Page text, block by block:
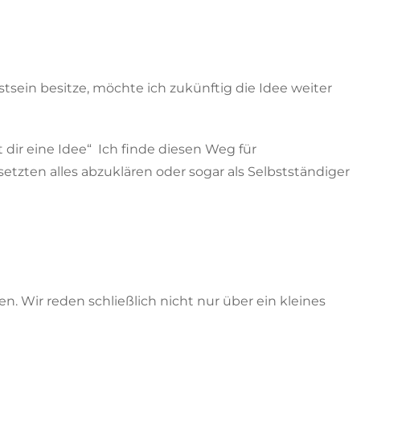
besitze, möchte ich zukünftig die Idee weiter
eine Idee“ Ich finde diesen Weg für
alles abzuklären oder sogar als Selbstständiger
Wir reden schließlich nicht nur über ein kleines